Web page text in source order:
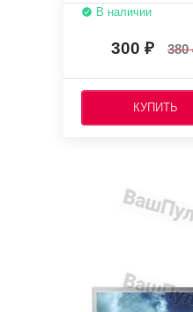
В наличии
300 380
КУПИТЬ